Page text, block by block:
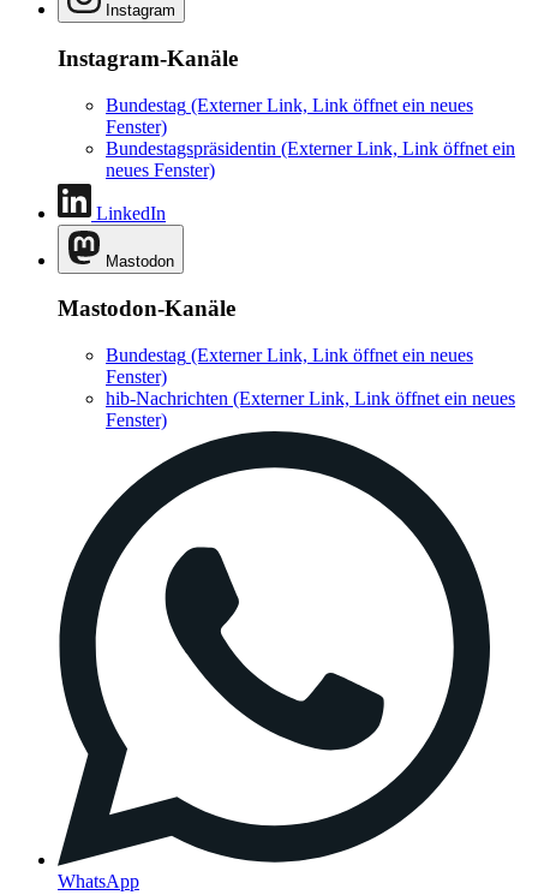
Instagram
Instagram-Kanäle
Bundestag (Externer Link, Link öffnet ein neues
Fenster)
Bundestagspräsidentin (Externer Link, Link öffnet ein
neues Fenster)
LinkedIn
Mastodon
Mastodon-Kanäle
Bundestag (Externer Link, Link öffnet ein neues
Fenster)
hib-Nachrichten (Externer Link, Link öffnet ein neues
Fenster)
WhatsApp